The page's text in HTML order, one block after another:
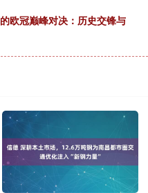
欧冠巅峰对决：历史交锋与